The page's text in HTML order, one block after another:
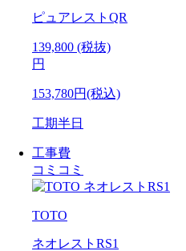
ピュアレストQR
139,800 (税抜)
円
153,780円(税込)
工期半日
工事費
コミコミ
TOTO
ネオレストRS1